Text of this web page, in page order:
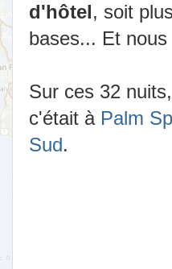
d'hôtel, soit
bases... Et
Sur ces 32
c'était à Palm
Sud.